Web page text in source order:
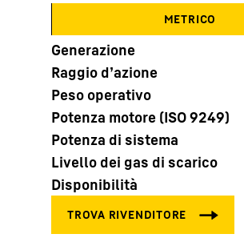
Maggiori informazioni
METRICO
Generazione
Raggio d’azione
Peso operativo
Potenza motore (ISO 9249)
Potenza di sistema
Livello dei gas di scarico
Disponibilità